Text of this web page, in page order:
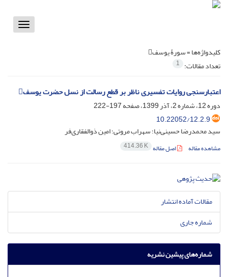
Toggle
کلیدواژه‌ها =سورۀ یوسف
تعداد مقالات: 1
اعتبارسنجی روایات تفسیری ناظر بر قطع رسالت از نسل حضرت یوسف
دوره 12، شماره 2، آذر 1399، صفحه
197-222
10.22052/12.2.9
سید محمدرضا حسینی‌نیا؛ سهراب مروتی؛ امین ذوالفقاری‌فر
مشاهده مقاله اصل مقاله 414.36 K
مقالات آماده انتشار
شماره جاری
شماره‌های پیشین نشریه